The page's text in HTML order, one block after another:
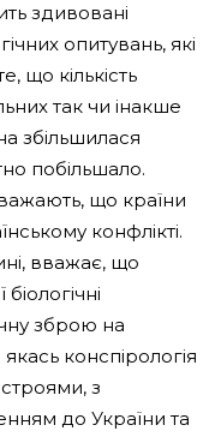
здивовані
опитувань, які
що кількість
так чи інакше
збільшилася
побільшало.
що країни
конфлікті.
вважає, що
зброю на
конспірологія
з
до України та